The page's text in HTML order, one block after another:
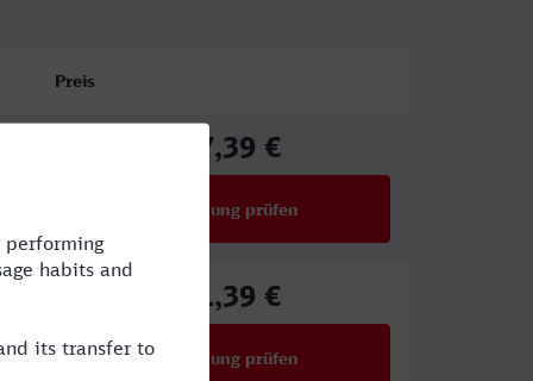
Preis
27,39 €
Verbindung prüfen
21,39 €
Verbindung prüfen